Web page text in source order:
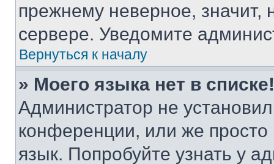
прежнему неверное, значит,
сервере. Уведомите
Вернуться к началу
» Моего языка нет в списке!
Администратор не
конференции, или же
язык. Попробуйте узнать у